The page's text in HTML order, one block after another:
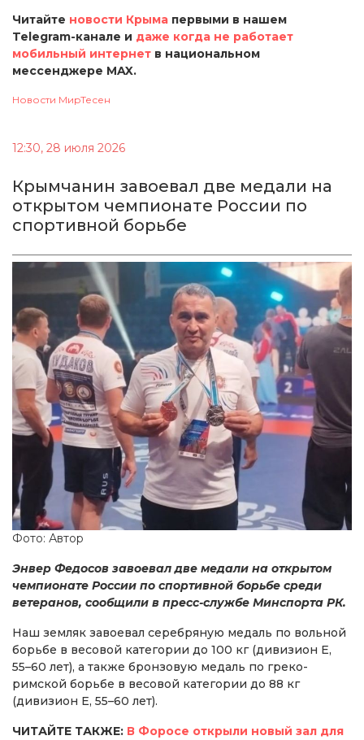
Читайте новости Крыма первыми в нашем
Telegram-канале и даже когда не работает
мобильный интернет в национальном
мессенджере MAX.
Новости МирТесен
12:30, 28 июля 2026
Крымчанин завоевал две медали на
открытом чемпионате России по
спортивной борьбе
Фото: Автор
Энвер Федосов завоевал две медали на открытом
чемпионате России по спортивной борьбе среди
ветеранов, сообщили в пресс-службе Минспорта РК.
Наш земляк завоевал серебряную медаль по вольной
борьбе в весовой категории до 100 кг (дивизион Е,
55–60 лет), а также бронзовую медаль по греко-
римской борьбе в весовой категории до 88 кг
(дивизион Е, 55–60 лет).
ЧИТАЙТЕ ТАКЖЕ: В Форосе открыли новый зал для